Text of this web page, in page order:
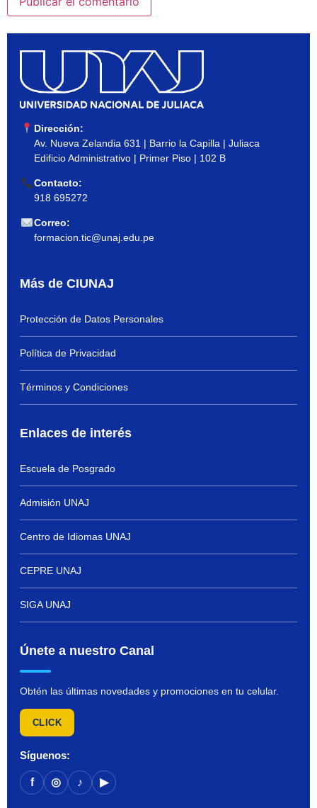
Dirección:
Av. Nueva Zelandia 631 | Barrio la Capilla | Juliaca
Edificio Administrativo | Primer Piso | 102 B
Contacto:
918 695272
Correo:
formacion.tic@unaj.edu.pe
Más de CIUNAJ
Protección de Datos Personales
Política de Privacidad
Términos y Condiciones
Enlaces de interés
Escuela de Posgrado
Admisión UNAJ
Centro de Idiomas UNAJ
CEPRE UNAJ
SIGA UNAJ
Únete a nuestro Canal
Obtén las últimas novedades y promociones en tu celular.
CLICK
Síguenos:
f ◎ ♪ ▶